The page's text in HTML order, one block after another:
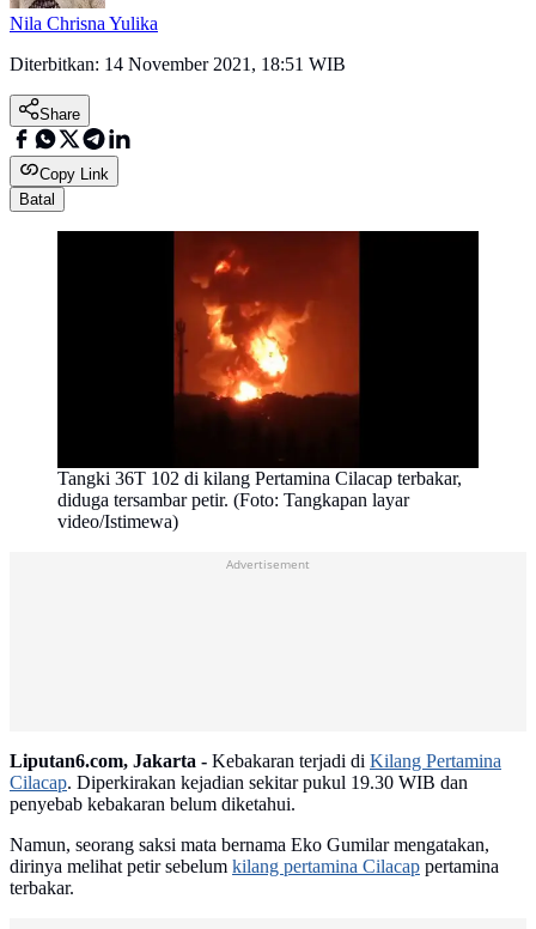
Nila Chrisna Yulika
Diterbitkan: 14 November 2021, 18:51 WIB
Share
Copy Link
Batal
Tangki 36T 102 di kilang Pertamina Cilacap terbakar,
diduga tersambar petir. (Foto: Tangkapan layar
video/Istimewa)
Advertisement
Liputan6.com, Jakarta - Kebakaran terjadi di Kilang Pertamina
Cilacap. Diperkirakan kejadian sekitar pukul 19.30 WIB dan
penyebab kebakaran belum diketahui.
Namun, seorang saksi mata bernama Eko Gumilar mengatakan,
dirinya melihat petir sebelum kilang pertamina Cilacap pertamina
terbakar.